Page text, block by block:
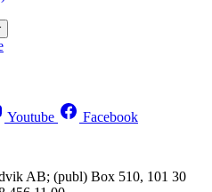
Youtube Facebook
AB; (publ) Box 510, 101 30